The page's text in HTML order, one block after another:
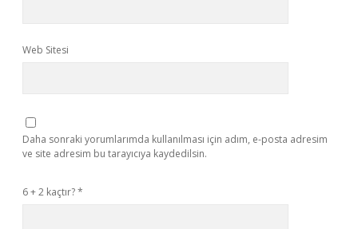
Web Sitesi
Daha sonraki yorumlarımda kullanılması için adım, e-posta adresim
ve site adresim bu tarayıcıya kaydedilsin.
6 + 2 kaçtır?*